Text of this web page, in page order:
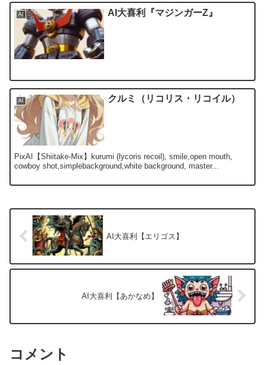
AI AI大喜利『マジンガーZ』
AI クルミ（リコリス・リコイル）
PixAI【Shiitake-Mix】kurumi (lycoris recoil), smile,open mouth,
cowboy shot,simplebackground,white background, master...
AI大喜利【エリゴス】
AI大喜利【あかなめ】
コメント